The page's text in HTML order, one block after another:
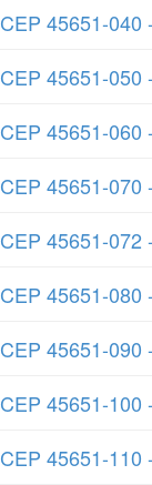
CEP 45651-040
CEP 45651-050
CEP 45651-060
CEP 45651-070
CEP 45651-072
CEP 45651-080
CEP 45651-090
CEP 45651-100
CEP 45651-110